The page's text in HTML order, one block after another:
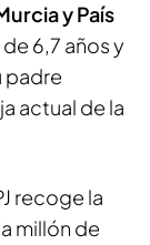
y País
6,7 años y
padre
actual de la
recoge la
millón de